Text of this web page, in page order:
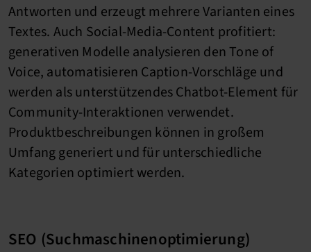
Antworten und erzeugt mehrere Varianten eines
Textes. Auch Social-Media-Content profitiert:
generativen Modelle analysieren den Tone of
Voice, automatisieren Caption-Vorschläge und
werden als unterstützendes Chatbot-Element für
Community-Interaktionen verwendet.
Produktbeschreibungen können in großem
Umfang generiert und für unterschiedliche
Kategorien optimiert werden.
SEO (Suchmaschinenoptimierung)